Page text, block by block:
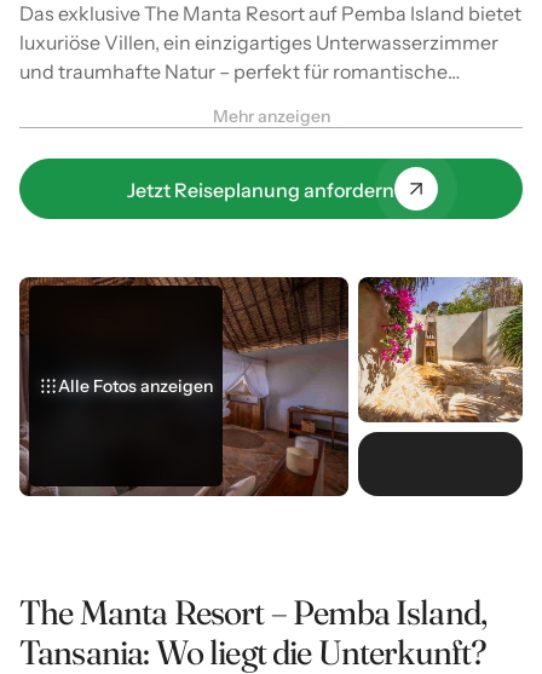
Das exklusive The Manta Resort auf Pemba Island bietet
luxuriöse Villen, ein einzigartiges Unterwasserzimmer
und traumhafte Natur – perfekt für romantische
Mehr anzeigen
Jetzt Reiseplanung anfordern
Alle Fotos anzeigen
Alle Fotos anzeigen
Alle Fotos anzeigen
The Manta Resort – Pemba Island,
Tansania: Wo liegt die Unterkunft?